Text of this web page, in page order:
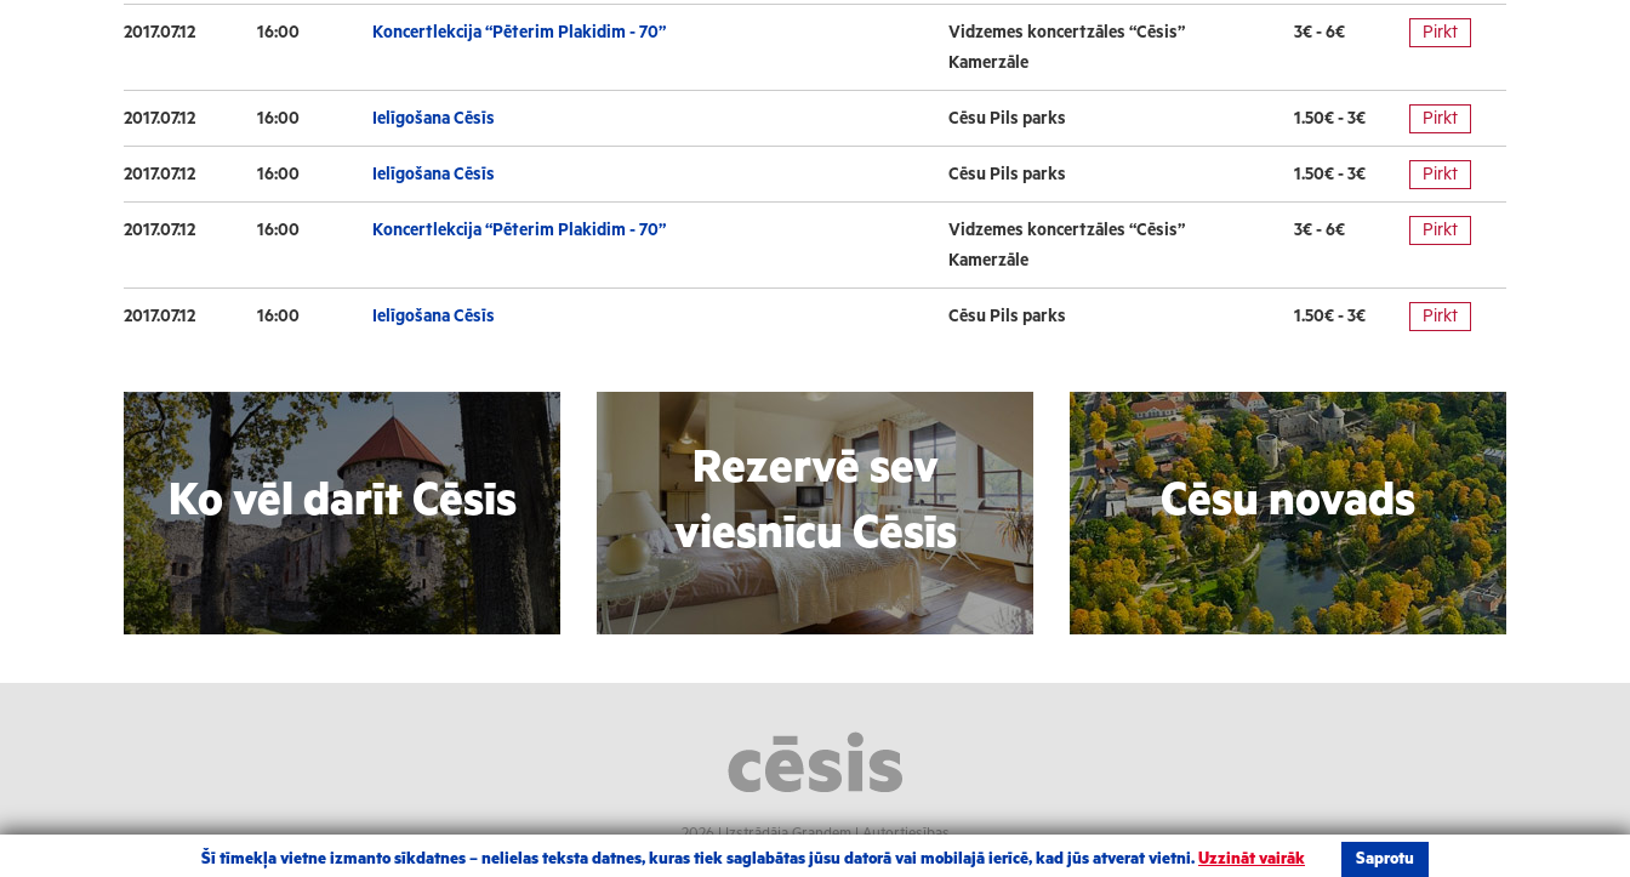
2017.07.12 16:00 Koncertlekcija “Pēterim Plakidim - 70”
Vidzemes koncertzāles “Cēsis”
Kamerzāle
3€ - 6€ Pirkt
2017.07.12 16:00 Ielīgošana Cēsīs Cēsu Pils parks 1.50€ - 3€ Pirkt
2017.07.12 16:00 Ielīgošana Cēsīs Cēsu Pils parks 1.50€ - 3€ Pirkt
2017.07.12 16:00 Koncertlekcija “Pēterim Plakidim - 70”
Vidzemes koncertzāles “Cēsis”
Kamerzāle
3€ - 6€ Pirkt
2017.07.12 16:00 Ielīgošana Cēsīs Cēsu Pils parks 1.50€ - 3€ Pirkt
Ko vēl darīt Cēsīs
Rezervē sev
viesnīcu Cēsīs
Cēsu novads
2026 |Izstrādāja Grandem|Autortiesības
Šī tīmekļa vietne izmanto sīkdatnes – nelielas teksta datnes, kuras tiek saglabātas jūsu datorā vai mobilajā ierīcē, kad jūs atverat vietni. Uzzināt vairāk Saprotu